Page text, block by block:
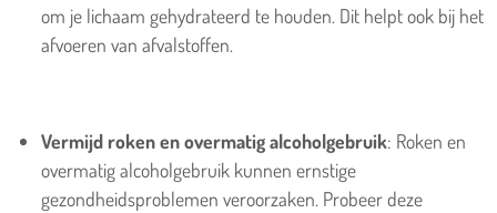
om je lichaam gehydrateerd te houden. Dit helpt ook bij het
afvoeren van afvalstoffen.
Vermijd roken en overmatig alcoholgebruik: Roken en
overmatig alcoholgebruik kunnen ernstige
gezondheidsproblemen veroorzaken. Probeer deze